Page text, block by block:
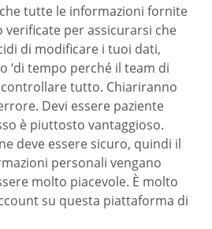
tutte le informazioni fornite
verificate per assicurarsi che
di modificare i tuoi dati,
‘di tempo perché il team di
tutto. Chiariranno
Devi essere paziente
è piuttosto vantaggioso.
deve essere sicuro, quindi il
personali vengano
molto piacevole. È molto
su questa piattaforma di